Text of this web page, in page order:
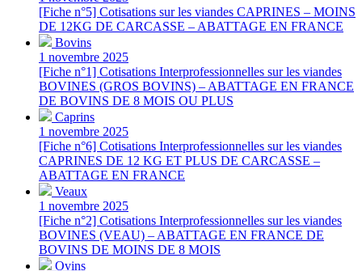
[Fiche n°5] Cotisations sur les viandes CAPRINES – MOINS
DE 12KG DE CARCASSE – ABATTAGE EN FRANCE
Bovins
1 novembre 2025
[Fiche n°1] Cotisations Interprofessionnelles sur les viandes
BOVINES (GROS BOVINS) – ABATTAGE EN FRANCE
DE BOVINS DE 8 MOIS OU PLUS
Caprins
1 novembre 2025
[Fiche n°6] Cotisations Interprofessionnelles sur les viandes
CAPRINES DE 12 KG ET PLUS DE CARCASSE –
ABATTAGE EN FRANCE
Veaux
1 novembre 2025
[Fiche n°2] Cotisations Interprofessionnelles sur les viandes
BOVINES (VEAU) – ABATTAGE EN FRANCE DE
BOVINS DE MOINS DE 8 MOIS
Ovins